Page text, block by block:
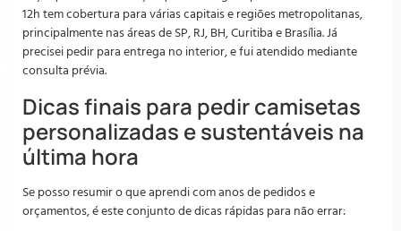
12h tem cobertura para várias capitais e regiões metropolitanas,
principalmente nas áreas de SP, RJ, BH, Curitiba e Brasília. Já
precisei pedir para entrega no interior, e fui atendido mediante
consulta prévia.
Dicas finais para pedir camisetas
personalizadas e sustentáveis na
última hora
Se posso resumir o que aprendi com anos de pedidos e
orçamentos, é este conjunto de dicas rápidas para não errar: